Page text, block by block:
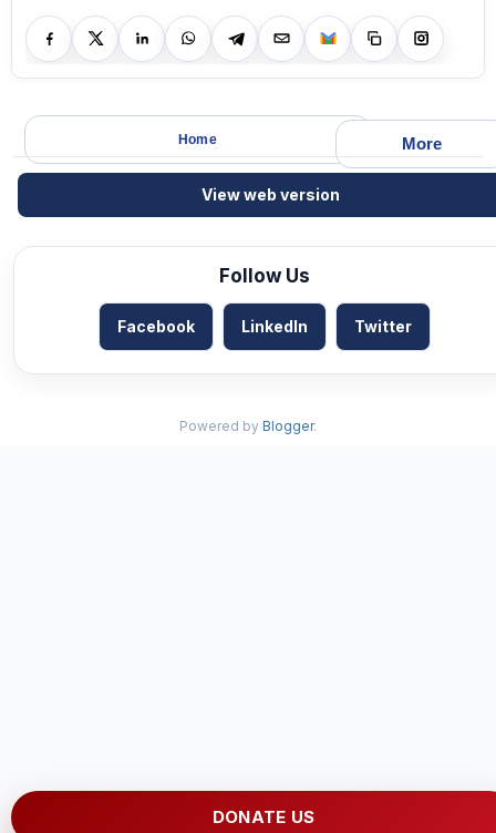
More
Home
View web version
Follow Us
Facebook LinkedIn Twitter
Powered by Blogger.
DONATE US